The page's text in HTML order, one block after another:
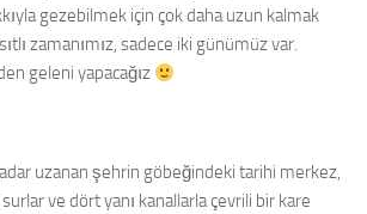
gezebilmek için çok daha uzun kalmak
zamanımız, sadece iki günümüz var.
geleni yapacağız
uzanan şehrin göbeğindeki tarihi merkez,
ve dört yanı kanallarla çevrili bir kare